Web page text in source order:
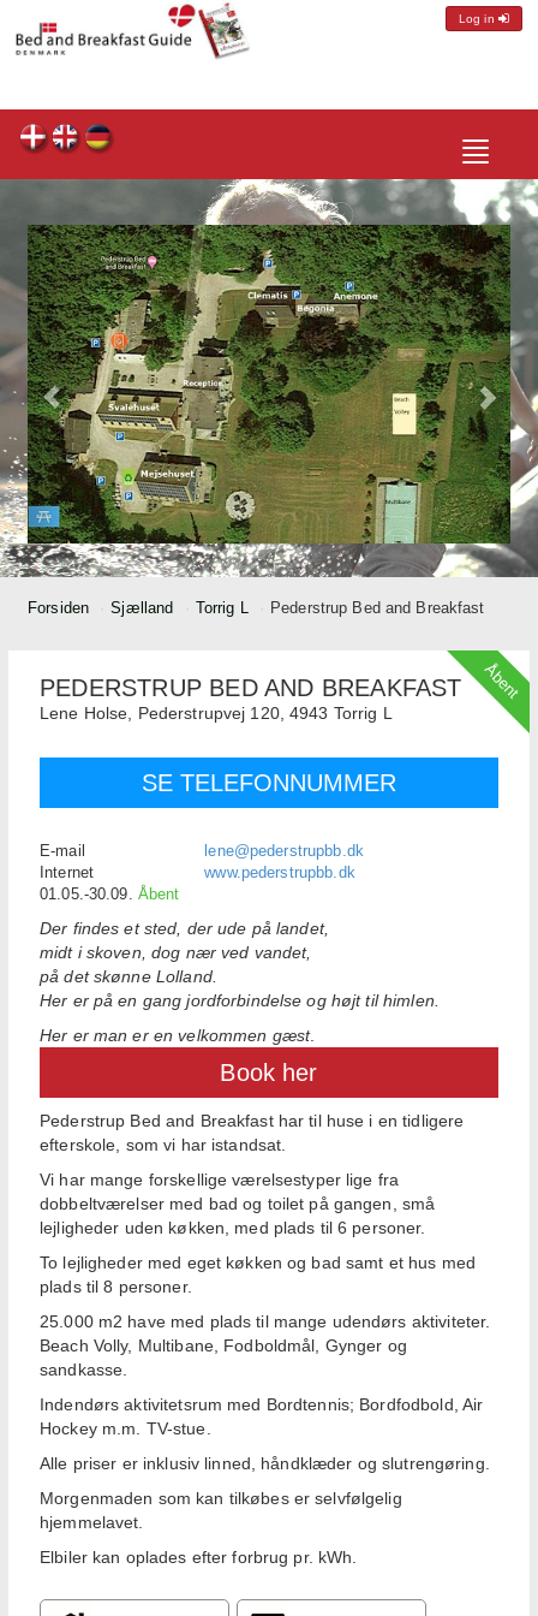
Log in
Toggle
Forsiden Sjælland Torrig L Pederstrup Bed and Breakfast
Åbent
PEDERSTRUP BED AND BREAKFAST
Lene Holse, Pederstrupvej 120, 4943 Torrig L
SE TELEFONNUMMER
E-mail
lene@pederstrupbb.dk
Internet
www.pederstrupbb.dk
01.05.-30.09. Åbent
Der findes et sted, der ude på landet,
midt i skoven, dog nær ved vandet,
på det skønne Lolland.
Her er på en gang jordforbindelse og højt til himlen.
Her er man er en velkommen gæst.
Book her
Pederstrup Bed and Breakfast har til huse i en tidligere
efterskole, som vi har istandsat.
Vi har mange forskellige værelsestyper lige fra
dobbeltværelser med bad og toilet på gangen, små
lejligheder uden køkken, med plads til 6 personer.
To lejligheder med eget køkken og bad samt et hus med
plads til 8 personer.
25.000 m2 have med plads til mange udendørs aktiviteter.
Beach Volly, Multibane, Fodboldmål, Gynger og
sandkasse.
Indendørs aktivitetsrum med Bordtennis; Bordfodbold, Air
Hockey m.m. TV-stue.
Alle priser er inklusiv linned, håndklæder og slutrengøring.
Morgenmaden som kan tilkøbes er selvfølgelig
hjemmelavet.
Elbiler kan oplades efter forbrug pr. kWh.